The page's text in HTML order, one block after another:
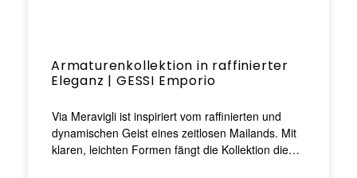
Armaturenkollektion in raffinierter
Eleganz | GESSI Emporio
Via Meravigli ist inspiriert vom raffinierten und
dynamischen Geist eines zeitlosen Mailands. Mit
klaren, leichten Formen fängt die Kollektion die…